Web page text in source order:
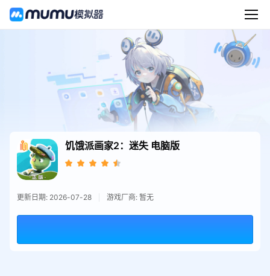
饥饿派画家2：迷失 电脑版
更新日期: 2026-07-28 游戏厂商: 暂无